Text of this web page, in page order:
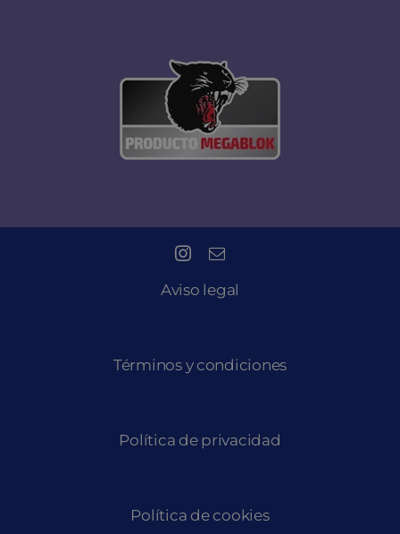
Aviso legal
Términos y condiciones
Política de privacidad
Política de cookies